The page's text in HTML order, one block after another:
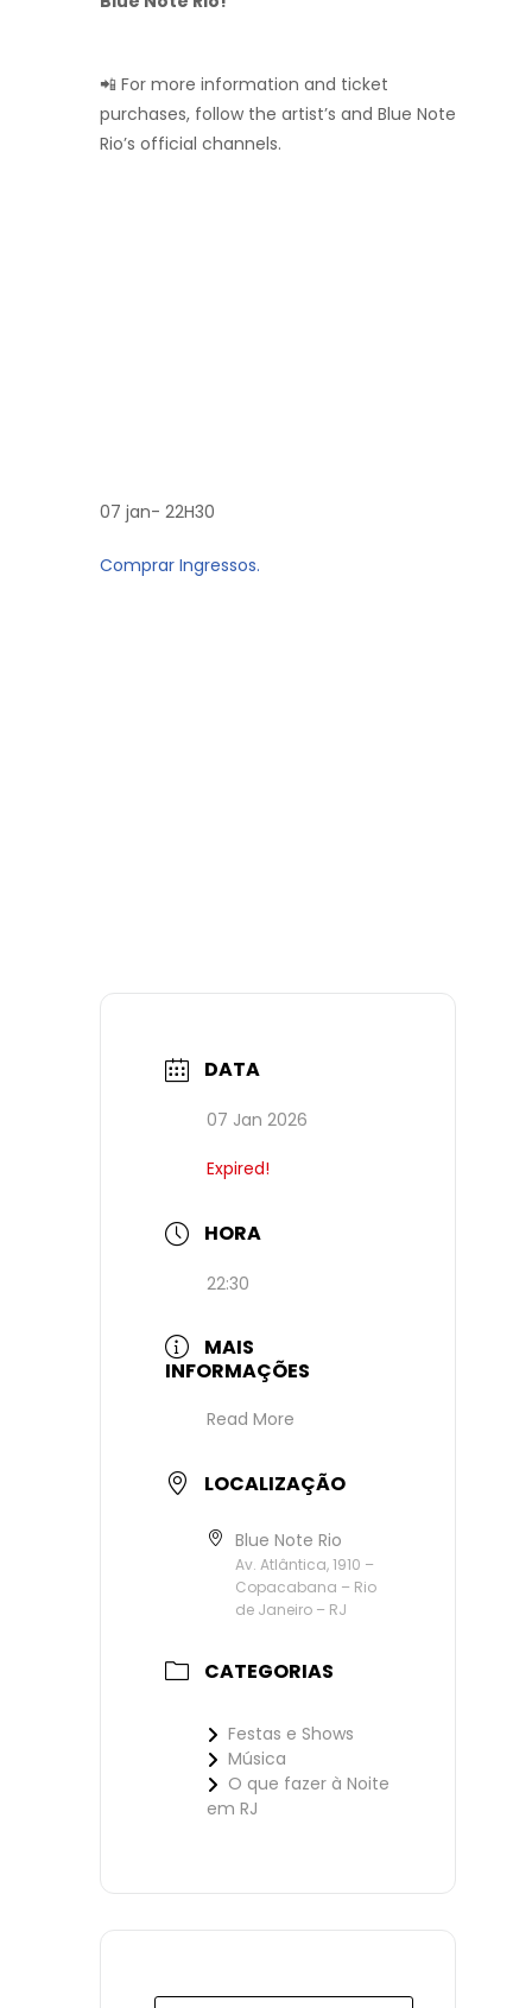
📲 For more information and ticket
purchases, follow the artist’s and Blue Note
Rio’s official channels.
07 jan- 22H30
Comprar Ingressos.
DATA
07 Jan 2026
Expired!
HORA
22:30
MAIS
INFORMAÇÕES
Read More
LOCALIZAÇÃO
Blue Note Rio
Av. Atlântica, 1910 –
Copacabana – Rio
de Janeiro – RJ
CATEGORIAS
Festas e Shows
Música
O que fazer à Noite
em RJ